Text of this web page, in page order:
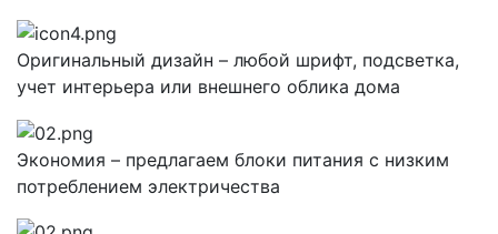
Оригинальный дизайн – любой шрифт, подсветка,
учет интерьера или внешнего облика дома
Экономия – предлагаем блоки питания с низким
потреблением электричества